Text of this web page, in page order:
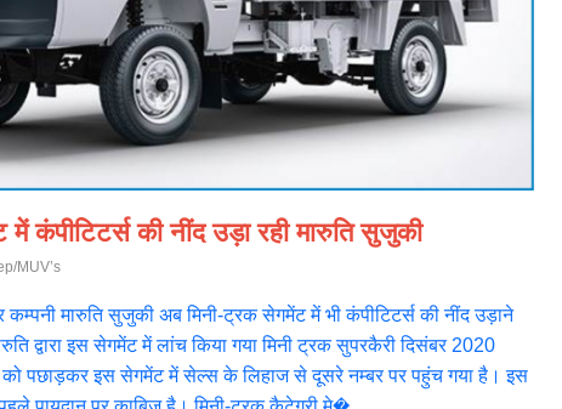
कंपीटिटर्स की नींद उड़ा रही मारुति सुजुकी
MUV’s
मारुति सुजुकी अब मिनी-ट्रक सेगमेंट में भी कंपीटिटर्स की नींद उड़ाने
द्वारा इस सेगमेंट में लांच किया गया मिनी ट्रक सुपरकैरी दिसंबर 2020
को पछाड़कर इस सेगमेंट में सेल्स के लिहाज से दूसरे नम्बर पर पहुंच गया है। इस